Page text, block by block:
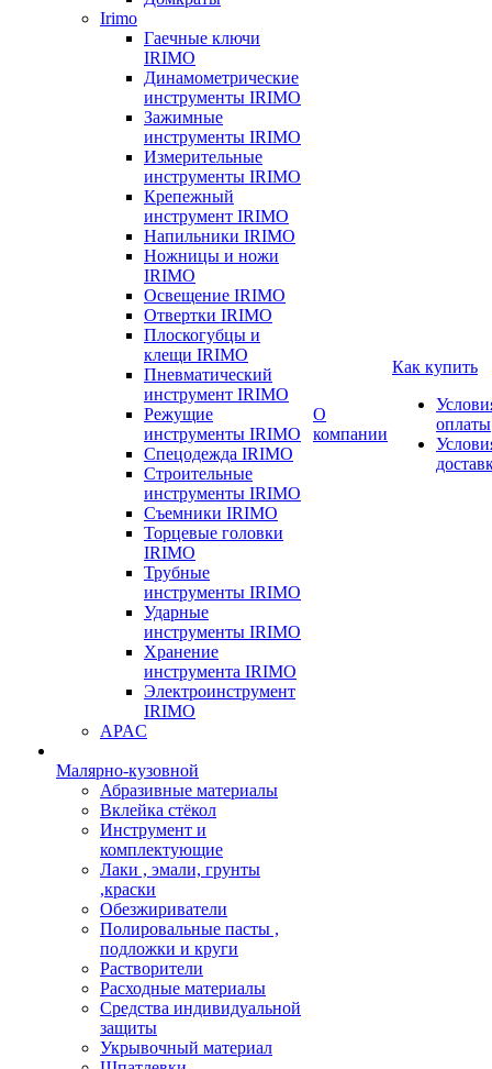
Irimo
Гаечные ключи
IRIMO
Динамометрические
инструменты IRIMO
Зажимные
инструменты IRIMO
Измерительные
инструменты IRIMO
Крепежный
инструмент IRIMO
Напильники IRIMO
Ножницы и ножи
IRIMO
Освещение IRIMO
Отвертки IRIMO
Плоскогубцы и
клещи IRIMO
Пневматический
инструмент IRIMO
Режущие
инструменты IRIMO
Спецодежда IRIMO
Строительные
инструменты IRIMO
Съемники IRIMO
Торцевые головки
IRIMO
Трубные
инструменты IRIMO
Ударные
инструменты IRIMO
Хранение
инструмента IRIMO
Электроинструмент
IRIMO
APAC
Малярно-кузовной
Абразивные материалы
Вклейка стёкол
Инструмент и
комплектующие
Лаки , эмали, грунты
,краски
Обезжириватели
Полировальные пасты ,
подложки и круги
Растворители
Расходные материалы
Средства индивидуальной
защиты
Укрывочный материал
О
компании
Как купить
оплаты